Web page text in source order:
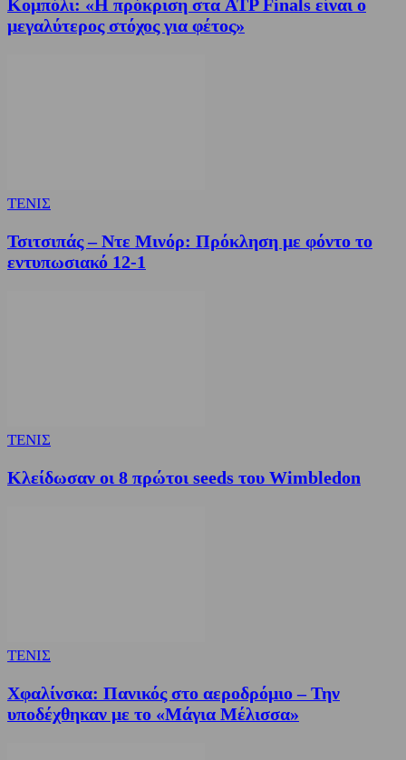
Κομπόλι: «Η πρόκριση στα ATP Finals είναι ο
μεγαλύτερος στόχος για φέτος»
ΤΕΝΙΣ
Τσιτσιπάς – Ντε Μινόρ: Πρόκληση με φόντο το
εντυπωσιακό 12-1
ΤΕΝΙΣ
Κλείδωσαν οι 8 πρώτοι seeds του Wimbledon
ΤΕΝΙΣ
Χφαλίνσκα: Πανικός στο αεροδρόμιο – Την
υποδέχθηκαν με το «Μάγια Μέλισσα»